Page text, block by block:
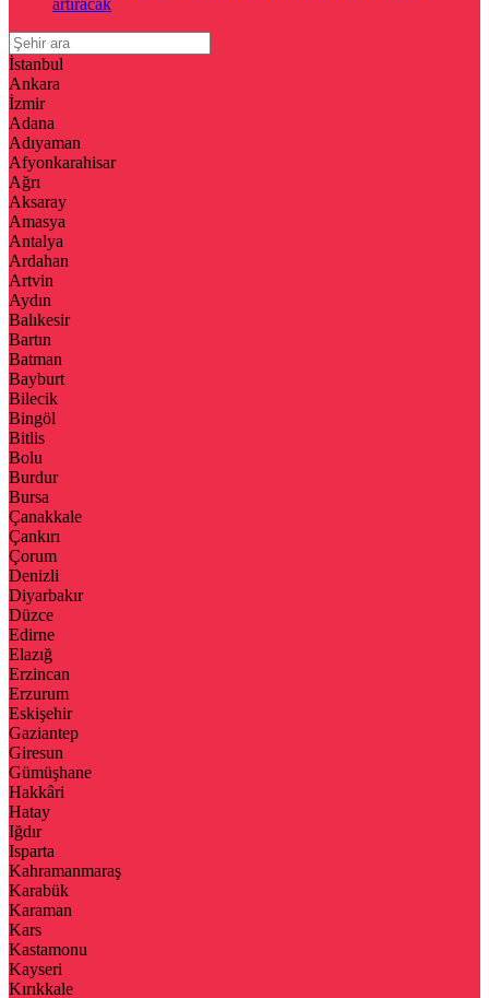
artıracak
İstanbul
Ankara
İzmir
Adana
Adıyaman
Afyonkarahisar
Ağrı
Aksaray
Amasya
Antalya
Ardahan
Artvin
Aydın
Balıkesir
Bartın
Batman
Bayburt
Bilecik
Bingöl
Bitlis
Bolu
Burdur
Bursa
Çanakkale
Çankırı
Çorum
Denizli
Diyarbakır
Düzce
Edirne
Elazığ
Erzincan
Erzurum
Eskişehir
Gaziantep
Giresun
Gümüşhane
Hakkâri
Hatay
Iğdır
Isparta
Kahramanmaraş
Karabük
Karaman
Kars
Kastamonu
Kayseri
Kırıkkale